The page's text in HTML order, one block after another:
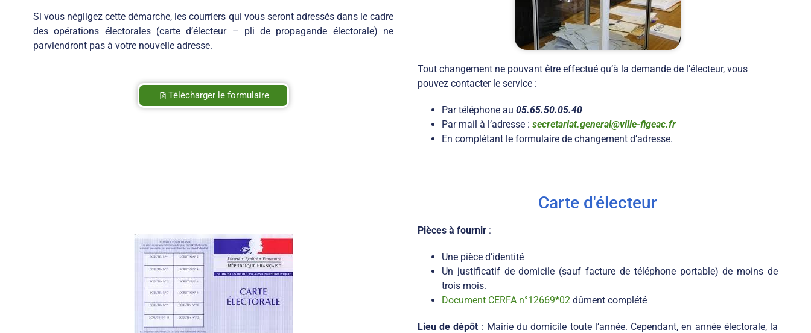
Si vous négligez cette démarche, les courriers qui vous seront adressés dans le cadre
des opérations électorales (carte d’électeur – pli de propagande électorale) ne
parviendront pas à votre nouvelle adresse.
Télécharger le formulaire
Tout changement ne pouvant être effectué qu’à la demande de l’électeur, vous
pouvez contacter le service :
Par téléphone au 05.65.50.05.40
Par mail à l’adresse : secretariat.general@ville-figeac.fr
En complétant le formulaire de changement d’adresse.
Carte d'électeur
Pièces à fournir :
Une pièce d’identité
Un justificatif de domicile (sauf facture de téléphone portable) de moins de
trois mois.
Document CERFA n°12669*02 dûment complété
Lieu de dépôt : Mairie du domicile toute l’année. Cependant, en année électorale, la